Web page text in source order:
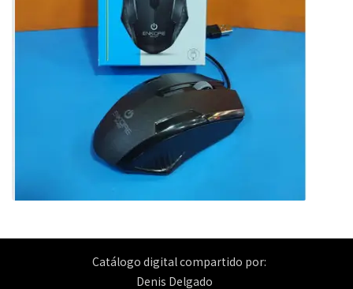
Catálogo digital compartido por:
Denis Delgado